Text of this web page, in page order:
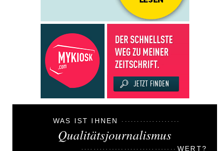
WAS IST IHNEN
Qualitätsjournalismus
WERT?